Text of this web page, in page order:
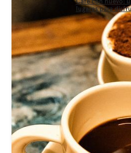
lugares para